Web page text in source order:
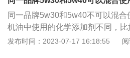
易出现磨损的情况，磨损严重的
增大甚至无法启动，更会损伤发
同一品牌5w30和5w40不可以混
机油中使用的化学添加剂不同，
水杨酸盐，还有使用丁二酸酯等
发布时间：2023-07-17 16:18:55